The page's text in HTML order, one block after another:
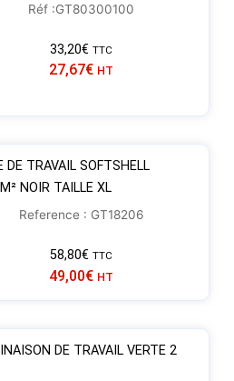
Réf :GT80300100
33,20€ TTC
27,67€ HT
DE TRAVAIL SOFTSHELL
NOIR TAILLE XL
Reference : GT18206
58,80€ TTC
49,00€ HT
DE TRAVAIL VERTE 2